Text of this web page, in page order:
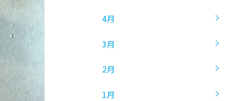
4月
3月
2月
1月